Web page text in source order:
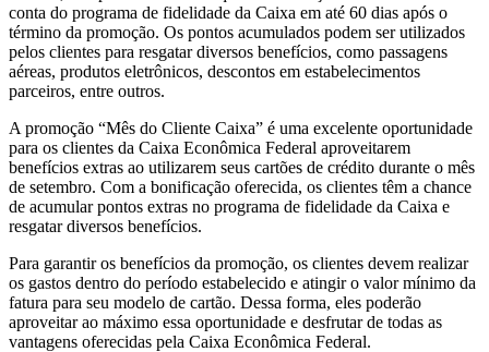
conta do programa de fidelidade da Caixa em até 60 dias após o
término da promoção. Os pontos acumulados podem ser utilizados
pelos clientes para resgatar diversos benefícios, como passagens
aéreas, produtos eletrônicos, descontos em estabelecimentos
parceiros, entre outros.
A promoção “Mês do Cliente Caixa” é uma excelente oportunidade
para os clientes da Caixa Econômica Federal aproveitarem
benefícios extras ao utilizarem seus cartões de crédito durante o mês
de setembro. Com a bonificação oferecida, os clientes têm a chance
de acumular pontos extras no programa de fidelidade da Caixa e
resgatar diversos benefícios.
Para garantir os benefícios da promoção, os clientes devem realizar
os gastos dentro do período estabelecido e atingir o valor mínimo da
fatura para seu modelo de cartão. Dessa forma, eles poderão
aproveitar ao máximo essa oportunidade e desfrutar de todas as
vantagens oferecidas pela Caixa Econômica Federal.